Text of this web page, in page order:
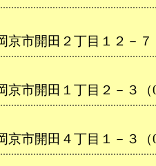
市開田２丁目１２－７
市開田１丁目２－３（
市開田４丁目１－３（